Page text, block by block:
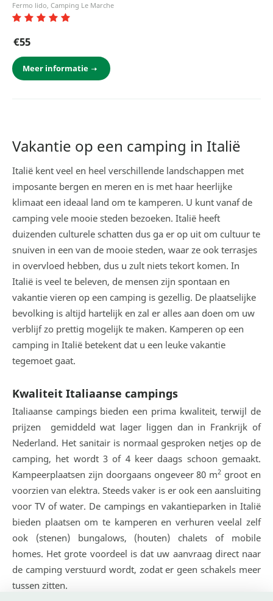
Fermo lido, Camping Le Marche
€55
Meer informatie
Vakantie op een camping in Italië
Italië kent veel en heel verschillende landschappen met
imposante bergen en meren en is met haar heerlijke
klimaat een ideaal land om te kamperen. U kunt vanaf de
camping vele mooie steden bezoeken. Italië heeft
duizenden culturele schatten dus ga er op uit om cultuur te
snuiven in een van de mooie steden, waar ze ook terrasjes
in overvloed hebben, dus u zult niets tekort komen. In
Italië is veel te beleven, de mensen zijn spontaan en
vakantie vieren op een camping is gezellig. De plaatselijke
bevolking is altijd hartelijk en zal er alles aan doen om uw
verblijf zo prettig mogelijk te maken. Kamperen op een
camping in Italië betekent dat u een leuke vakantie
tegemoet gaat.
Kwaliteit Italiaanse campings
Italiaanse campings bieden een prima kwaliteit, terwijl de
prijzen gemiddeld wat lager liggen dan in Frankrijk of
Nederland. Het sanitair is normaal gesproken netjes op de
camping, het wordt 3 of 4 keer daags schoon gemaakt.
Kampeerplaatsen zijn doorgaans ongeveer 80 m2 groot en
voorzien van elektra. Steeds vaker is er ook een aansluiting
voor TV of water. De campings en vakantieparken in Italië
bieden plaatsen om te kamperen en verhuren veelal zelf
ook (stenen) bungalows, (houten) chalets of mobile
homes. Het grote voordeel is dat uw aanvraag direct naar
de camping verstuurd wordt, zodat er geen schakels meer
tussen zitten.